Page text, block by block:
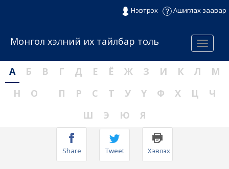
Нэвтрэх Ашиглах заавар
Menu
Монгол хэлний их тайлбар толь
А Б В Г Д Е Ё Ж З И К Л
М
Н
О П Р С Т У Ү Ф Х Ц
Ч
Ш
Э Ю Я
Share Tweet Хэвлэх